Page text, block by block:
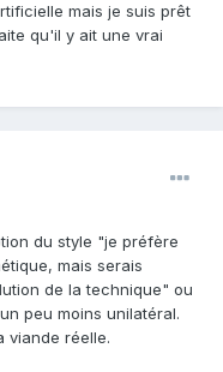
mais je suis prêt
qu'il y ait une vrai
du style "je préfère
mais serais
de la technique" ou
peu moins unilatéral.
viande réelle.